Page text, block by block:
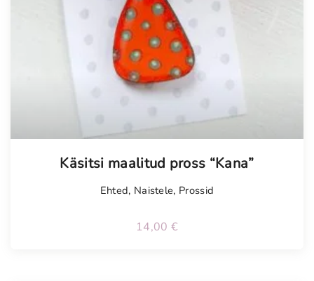
Käsitsi maalitud pross “Kana”
Ehted, Naistele, Prossid
14,00 €